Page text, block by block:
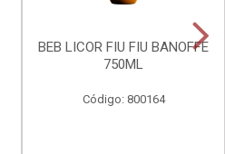
BEB LICOR FIU FIU BANOFFE
750ML
Código: 800164